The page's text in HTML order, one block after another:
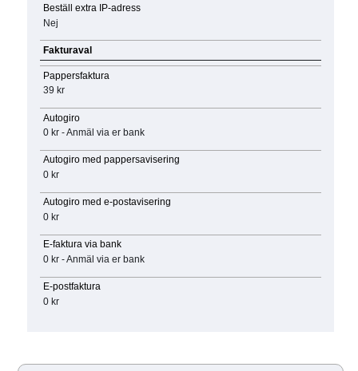
Beställ extra IP-adress
Nej
Fakturaval
Pappersfaktura
39 kr
Autogiro
0 kr - Anmäl via er bank
Autogiro med pappersavisering
0 kr
Autogiro med e-postavisering
0 kr
E-faktura via bank
0 kr - Anmäl via er bank
E-postfaktura
0 kr